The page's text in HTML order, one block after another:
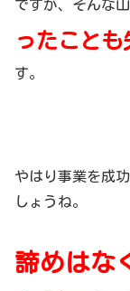
ですが、そんな
ったこと
す。
やはり事業を成
しょうね。
諦めはな